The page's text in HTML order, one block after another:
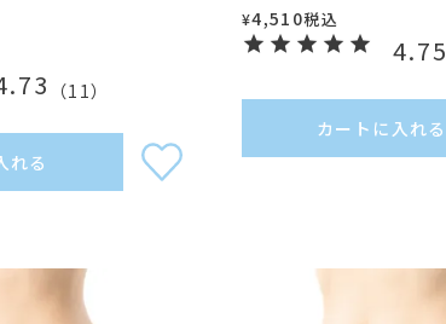
（11）
れる
¥4,510税込
4.75
カートに入れる